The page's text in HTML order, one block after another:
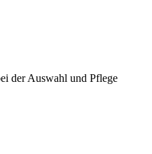
der Auswahl und Pflege